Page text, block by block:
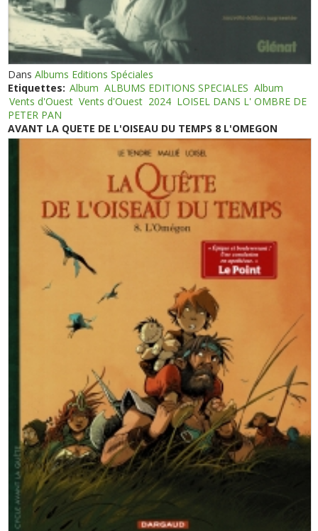
DansAlbums Editions Spéciales
Etiquettes: Album ALBUMS EDITIONS SPECIALES Album
Vents d'Ouest Vents d'Ouest 2024 LOISEL DANS L' OMBRE DE
PETER PAN
AVANT LA QUETE DE L'OISEAU DU TEMPS 8 L'OMEGON